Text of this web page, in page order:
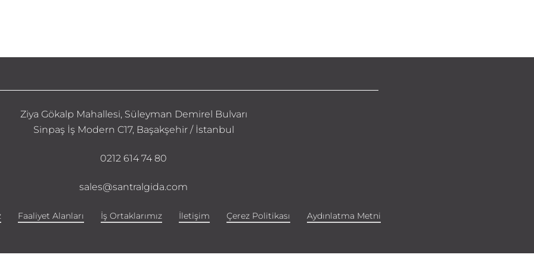
Ziya Gökalp Mahallesi, Süleyman Demirel Bulvarı
Sinpaş İş Modern C17, Başakşehir / İstanbul
0212 614 74 80
sales@santralgida.com
Faaliyet Alanları İş Ortaklarımız İletişim Çerez Politikası Aydınlatma Metni